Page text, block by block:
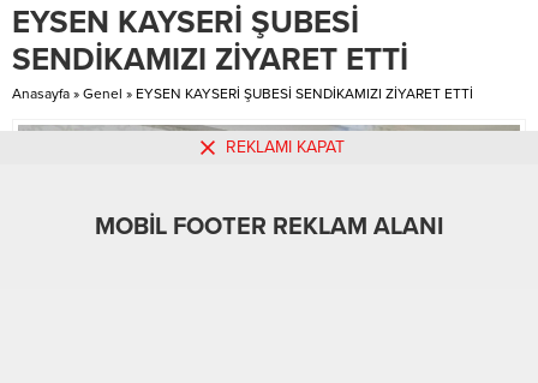
EYSEN KAYSERİ ŞUBESİ
SENDİKAMIZI ZİYARET ETTİ
Anasayfa » Genel » EYSEN KAYSERİ ŞUBESİ SENDİKAMIZI ZİYARET ETTİ
REKLAMI KAPAT
MOBİL FOOTER REKLAM ALANI